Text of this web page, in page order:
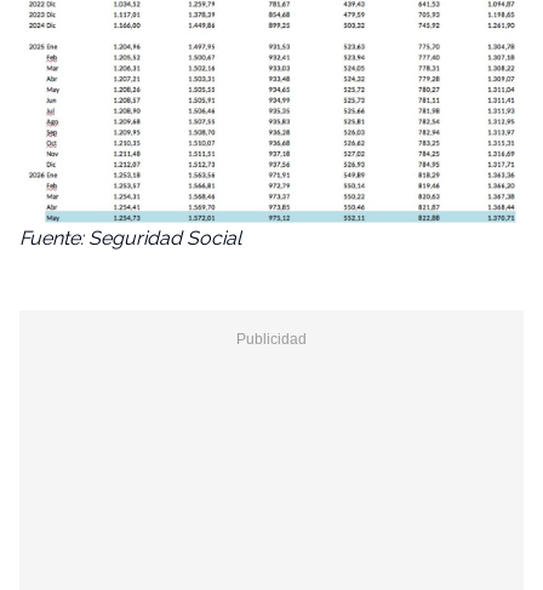
Fuente: Seguridad Social